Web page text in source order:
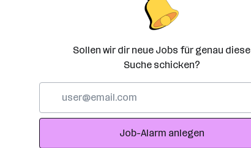
Sollen wir dir neue Jobs für genau diese
Suche schicken?
Adresse
Job-Alarm anlegen